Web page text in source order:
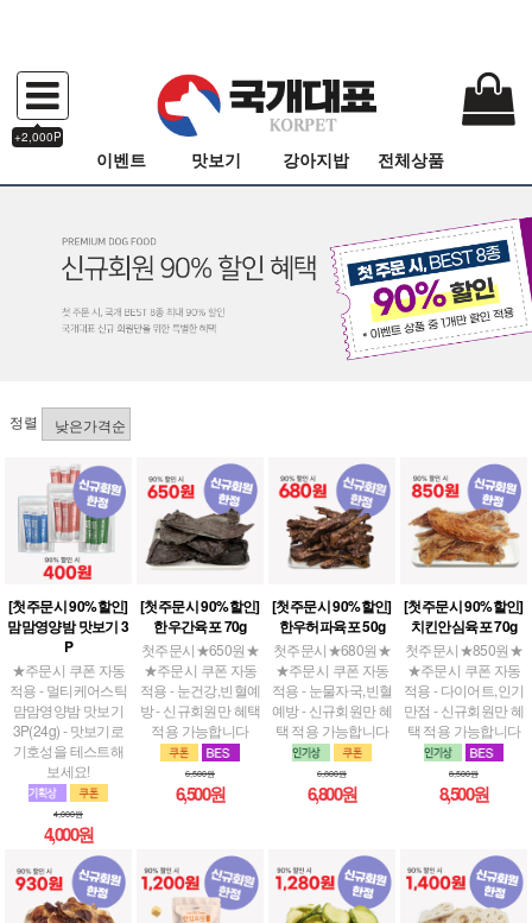
+2,000P
이벤트 맛보기 강아지밥 전체상품
정렬
[첫주문시 90%할인]
맘맘영양밤 맛보기 3
P
★주문시 쿠폰 자동
적용 - 멀티케어스틱
맘맘영양밤 맛보기
3P(24g) - 맛보기로
기호성을 테스트해
보세요!
4,000원
4,000원
[첫주문시 90%할인]
한우간육포 70g
첫주문시★650원★
★주문시 쿠폰 자동
적용 - 눈건강,빈혈예
방 - 신규회원만 혜택
적용 가능합니다
6,500원
6,500원
[첫주문시 90%할인]
한우허파육포 50g
첫주문시★680원★
★주문시 쿠폰 자동
적용 - 눈물자국,빈혈
예방 - 신규회원만 혜
택 적용 가능합니다
6,800원
6,800원
[첫주문시 90%할인]
치킨안심육포 70g
첫주문시★850원★
★주문시 쿠폰 자동
적용 - 다이어트,인기
만점 - 신규회원만 혜
택 적용 가능합니다
8,500원
8,500원